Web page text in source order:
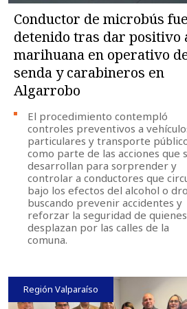
Conductor de microbús fue
detenido tras dar positivo
marihuana en operativo
senda y carabineros en
Algarrobo
El procedimiento contempló
controles preventivos a
particulares y transporte
como parte de las acciones que
desarrollan para sorprender y
controlar a conductores que
bajo los efectos del alcohol o
buscando prevenir accidentes y
reforzar la seguridad de
desplazan por las calles de la
comuna.
Región Valparaíso